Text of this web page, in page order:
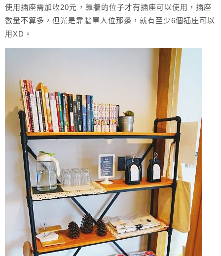
使用插座需加收20元，靠牆的位子才有插座可以使用，插座
數量不算多，但光是靠牆單人位那邊，就有至少6個插座可以
用XD。